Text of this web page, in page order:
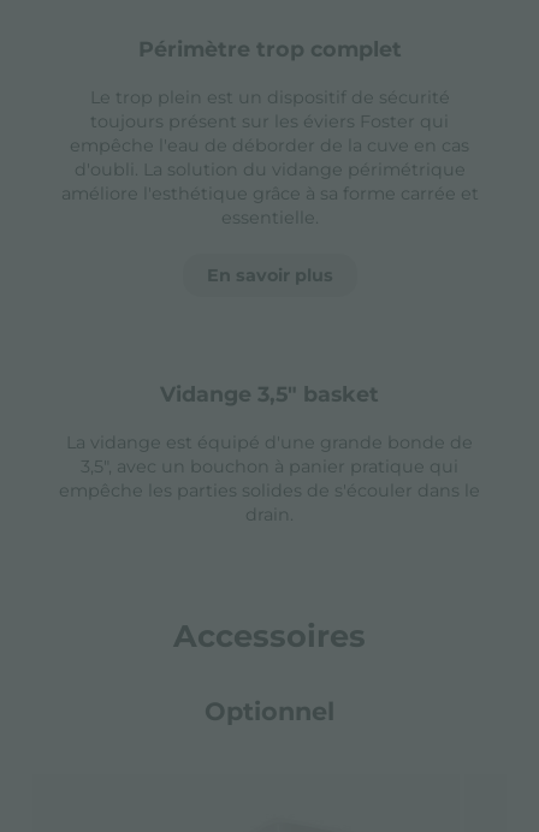
périmètre trop complet
Le trop plein est un dispositif de sécurité
toujours présent sur les éviers Foster qui
empêche l'eau de déborder de la cuve en cas
d'oubli. La solution du vidange périmétrique
améliore l'esthétique grâce à sa forme carrée et
essentielle.
En savoir plus
vidange 3,5" basket
La vidange est équipé d'une grande bonde de
3,5", avec un bouchon à panier pratique qui
empêche les parties solides de s'écouler dans le
drain.
Accessoires
Optionnel